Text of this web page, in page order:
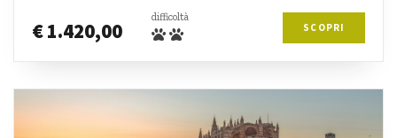
€ 1.420,00
difficoltà
SCOPRI